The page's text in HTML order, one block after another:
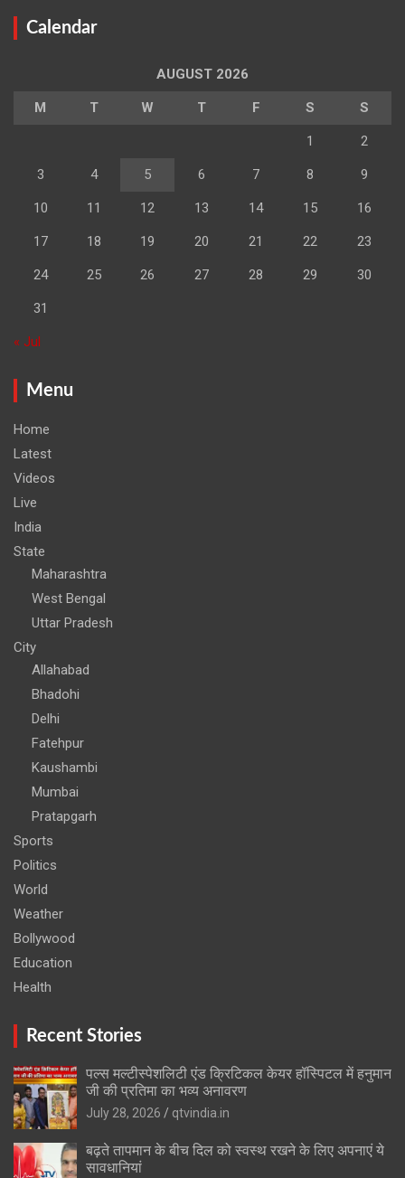
Calendar
AUGUST 2026
M T W T F S S
1 2
3 4 5 6 7 8 9
10 11 12 13 14 15 16
17 18 19 20 21 22 23
24 25 26 27 28 29 30
31
« Jul
Menu
Home
Latest
Videos
Live
India
State
Maharashtra
West Bengal
Uttar Pradesh
City
Allahabad
Bhadohi
Delhi
Fatehpur
Kaushambi
Mumbai
Pratapgarh
Sports
Politics
World
Weather
Bollywood
Education
Health
Recent Stories
पल्स मल्टीस्पेशलिटी एंड क्रिटिकल केयर हॉस्पिटल में हनुमान
जी की प्रतिमा का भव्य अनावरण
July 28, 2026
qtvindia.in
बढ़ते तापमान के बीच दिल को स्वस्थ रखने के लिए अपनाएं ये
सावधानियां